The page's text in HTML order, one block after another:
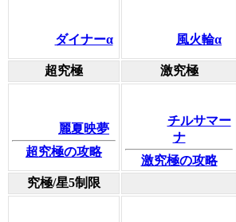
ダイナーα 風火輪α
超究極
激究極
麗夏映夢
超究極の攻略
チルサマー
ナ
激究極の攻略
究極/星5制限